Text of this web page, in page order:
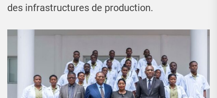
des infrastructures de production.